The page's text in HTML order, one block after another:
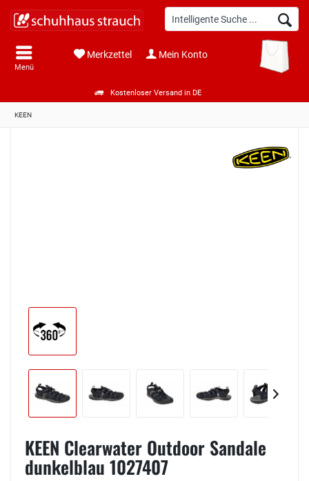
Kostenloser Versand in DE
Menü
Merkzettel Mein Konto
KEEN
KEEN Clearwater Outdoor Sandale
dunkelblau 1027407